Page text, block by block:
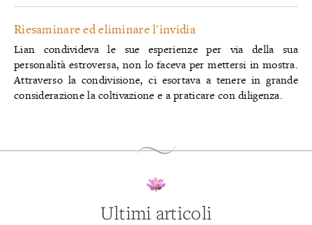
Riesaminare ed eliminare l'invidia
Lian condivideva le sue esperienze per via della sua
personalità estroversa, non lo faceva per mettersi in mostra.
Attraverso la condivisione, ci esortava a tenere in grande
considerazione la coltivazione e a praticare con diligenza.
Ultimi articoli